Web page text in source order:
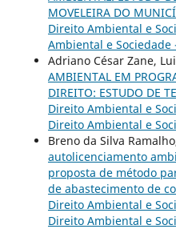
MOVELEIRA DO
Direito Ambiental e
Ambiental e Sociedade
Adriano César Zane,
AMBIENTAL EM
DIREITO: ESTUDO DE
Direito Ambiental e
Direito Ambiental e
Breno da Silva
autolicenciamento
proposta de método
de abastecimento de
Direito Ambiental e
Direito Ambiental e